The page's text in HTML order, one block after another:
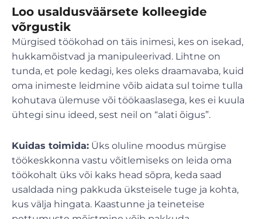
Loo usaldusväärsete kolleegide
võrgustik
Mürgised töökohad on täis inimesi, kes on isekad,
hukkamõistvad ja manipuleerivad. Lihtne on
tunda, et pole kedagi, kes oleks draamavaba, kuid
oma inimeste leidmine võib aidata sul toime tulla
kohutava ülemuse või töökaaslasega, kes ei kuula
ühtegi sinu ideed, sest neil on “alati õigus”.
Kuidas toimida: Üks oluline moodus mürgise
töökeskkonna vastu võitlemiseks on leida oma
töökohalt üks või kaks head sõpra, keda saad
usaldada ning pakkuda üksteisele tuge ja kohta,
kus välja hingata. Kaastunne ja teineteise